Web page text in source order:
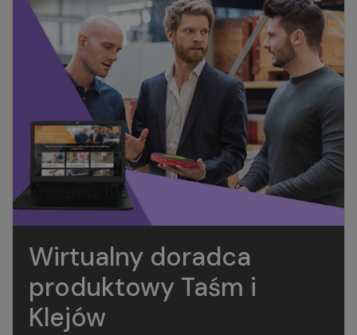
Wirtualny doradca
produktowy Taśm i
Klejów